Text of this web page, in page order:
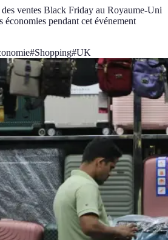
ventes Black Friday au Royaume-Uni
économies pendant cet événement
#Shopping#UK